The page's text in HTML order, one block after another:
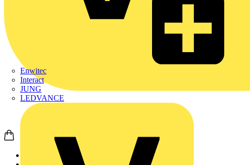
Enwitec
Interact
JUNG
LEDVANCE